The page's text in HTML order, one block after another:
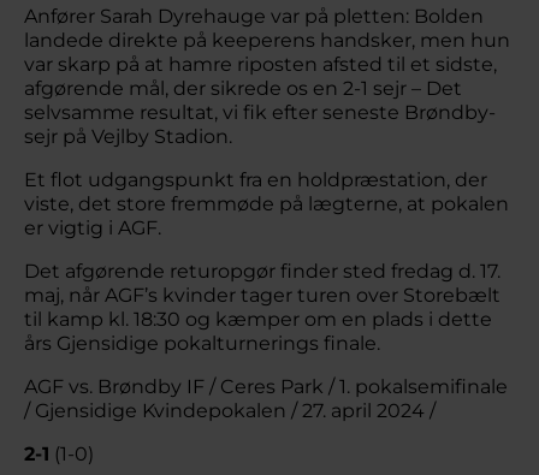
Anfører Sarah Dyrehauge var på pletten: Bolden
landede direkte på keeperens handsker, men hun
var skarp på at hamre riposten afsted til et sidste,
afgørende mål, der sikrede os en 2-1 sejr – Det
selvsamme resultat, vi fik efter seneste Brøndby-
sejr på Vejlby Stadion.
Et flot udgangspunkt fra en holdpræstation, der
viste, det store fremmøde på lægterne, at pokalen
er vigtig i AGF.
Det afgørende returopgør finder sted fredag d. 17.
maj, når AGF’s kvinder tager turen over Storebælt
til kamp kl. 18:30 og kæmper om en plads i dette
års Gjensidige pokalturnerings finale.
AGF vs. Brøndby IF / Ceres Park / 1. pokalsemifinale
/ Gjensidige Kvindepokalen / 27. april 2024 /
2-1 (1-0)